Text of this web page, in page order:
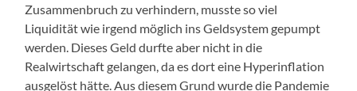
Zusammenbruch zu verhindern, musste so viel
Liquidität wie irgend möglich ins Geldsystem gepumpt
werden. Dieses Geld durfte aber nicht in die
Realwirtschaft gelangen, da es dort eine Hyperinflation
ausgelöst hätte. Aus diesem Grund wurde die Pandemie